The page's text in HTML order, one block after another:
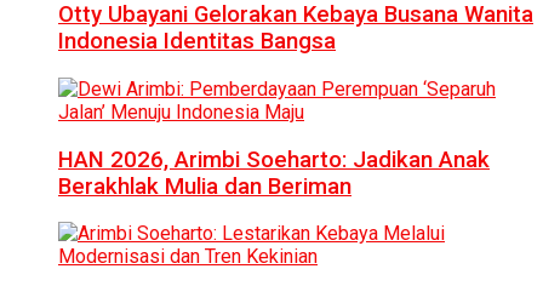
Otty Ubayani Gelorakan Kebaya Busana Wanita
Indonesia Identitas Bangsa
HAN 2026, Arimbi Soeharto: Jadikan Anak
Berakhlak Mulia dan Beriman